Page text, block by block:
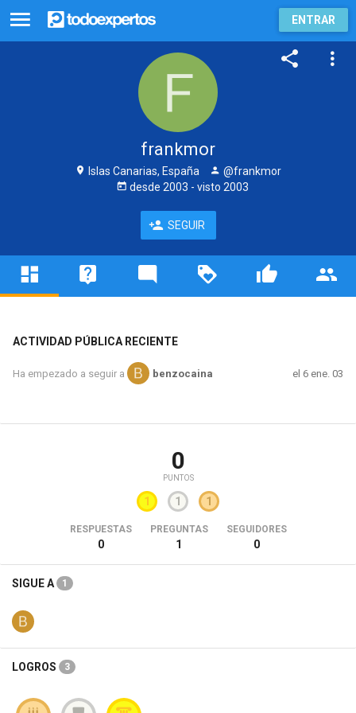
ENTRAR
frankmor
Islas Canarias, España
@frankmor
desde 2003 - visto 2003
SEGUIR
ACTIVIDAD PÚBLICA RECIENTE
Ha empezado a seguir a benzocaina el 6 ene. 03
0
PUNTOS
1 1 1
RESPUESTAS
0
PREGUNTAS
1
SEGUIDORES
0
SIGUE A 1
LOGROS 3